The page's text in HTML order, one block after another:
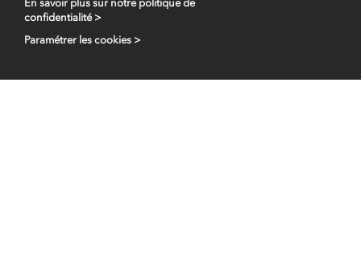
Paramétrer les cookies >
En savoir plus sur notre politique de
confidentialité >